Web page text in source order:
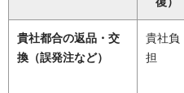
貴社都合の返品・交
換（誤発注など）
貴社負
担